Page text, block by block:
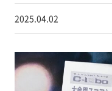
2025.04.02